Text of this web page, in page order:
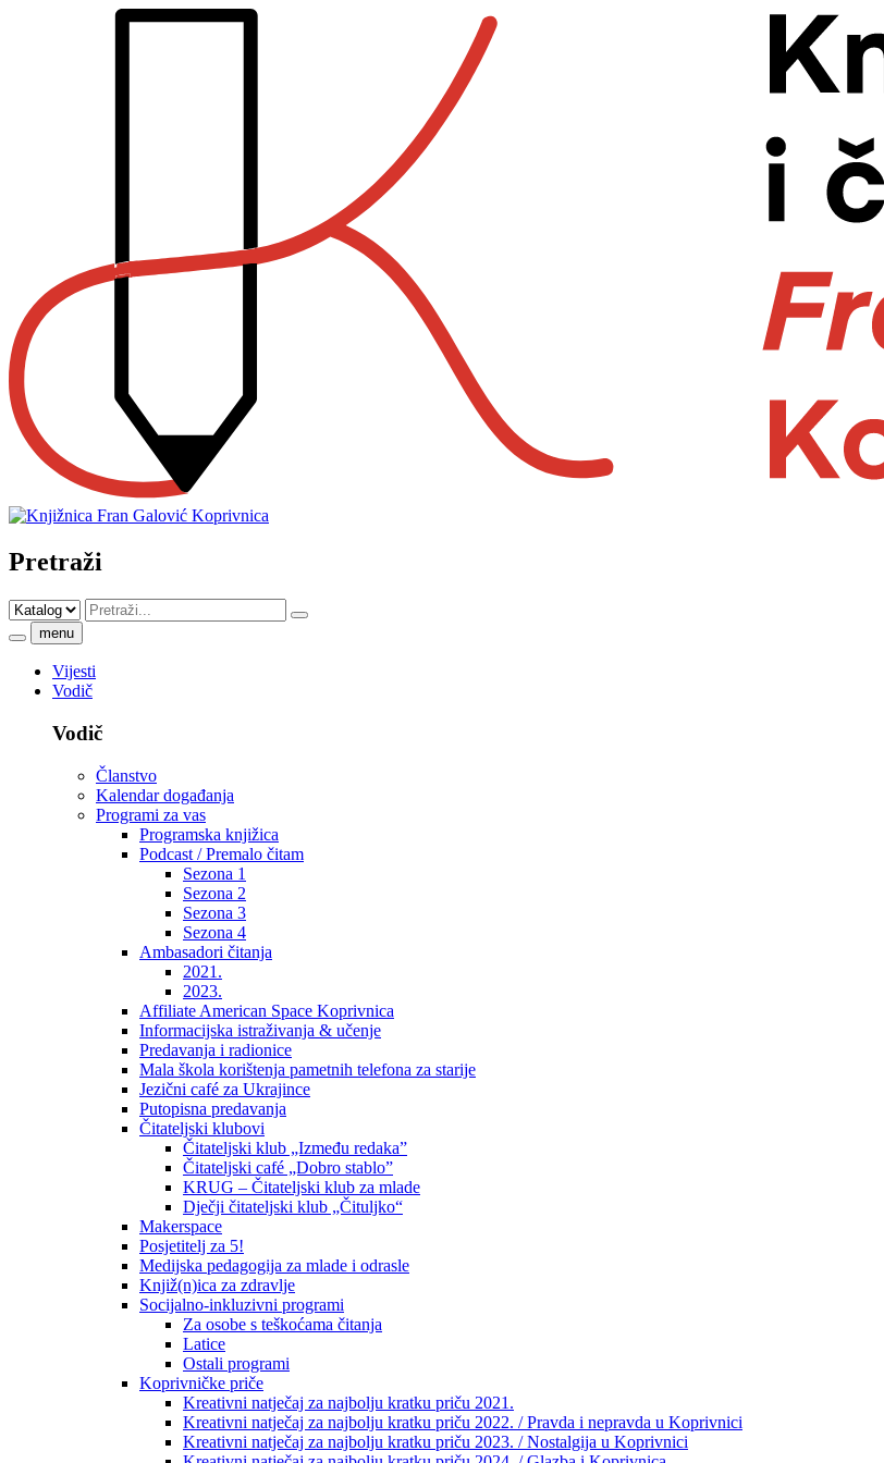
Pretraži
menu
Vijesti
Vodič
Vodič
Članstvo
Kalendar događanja
Programi za vas
Programska knjižica
Podcast / Premalo čitam
Sezona 1
Sezona 2
Sezona 3
Sezona 4
Ambasadori čitanja
2021.
2023.
Affiliate American Space Koprivnica
Informacijska istraživanja & učenje
Predavanja i radionice
Mala škola korištenja pametnih telefona za starije
Jezični café za Ukrajince
Putopisna predavanja
Čitateljski klubovi
Čitateljski klub „Između redaka”
Čitateljski café „Dobro stablo”
KRUG – Čitateljski klub za mlade
Dječji čitateljski klub „Čituljko“
Makerspace
Posjetitelj za 5!
Medijska pedagogija za mlade i odrasle
Knjiž(n)ica za zdravlje
Socijalno-inkluzivni programi
Za osobe s teškoćama čitanja
Latice
Ostali programi
Koprivničke priče
Kreativni natječaj za najbolju kratku priču 2021.
Kreativni natječaj za najbolju kratku priču 2022. / Pravda i nepravda u Koprivnici
Kreativni natječaj za najbolju kratku priču 2023. / Nostalgija u Koprivnici